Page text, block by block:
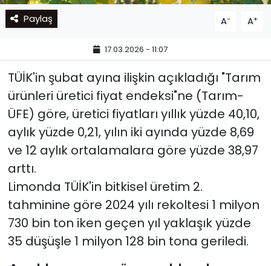
Paylaş A- A+
17.03.2026 - 11:07
TÜİK'in şubat ayına ilişkin açıkladığı "Tarım
ürünleri üretici fiyat endeksi"ne (Tarım-
ÜFE) göre, üretici fiyatları yıllık yüzde 40,10,
aylık yüzde 0,21, yılın iki ayında yüzde 8,69
ve 12 aylık ortalamalara göre yüzde 38,97
arttı.
Limonda TÜİK'in bitkisel üretim 2.
tahminine göre 2024 yılı rekoltesi 1 milyon
730 bin ton iken geçen yıl yaklaşık yüzde
35 düşüşle 1 milyon 128 bin tona geriledi.